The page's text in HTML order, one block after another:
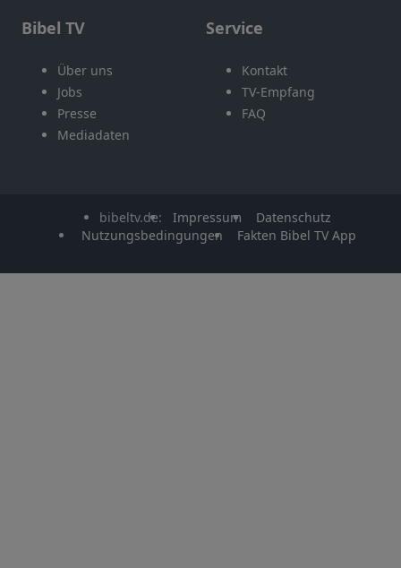
Bibel TV
Über uns
Jobs
Presse
Mediadaten
Service
Kontakt
TV-Empfang
FAQ
bibeltv.de: Impressum
Datenschutz
Nutzungsbedingungen
Fakten Bibel TV App